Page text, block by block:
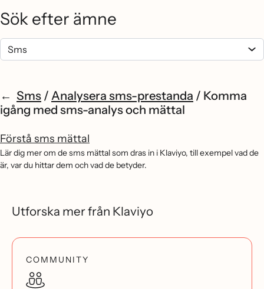
Sök efter ämne
Sms / Analysera sms-prestanda / Komma
igång med sms-analys och mättal
Förstå sms mättal
Lär dig mer om de sms mättal som dras in i Klaviyo, till exempel vad de
är, var du hittar dem och vad de betyder.
Utforska mer från Klaviyo
COMMUNITY